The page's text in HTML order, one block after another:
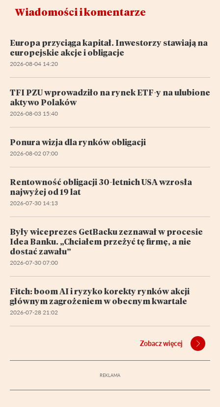
Wiadomości i komentarze
Europa przyciąga kapitał. Inwestorzy stawiają na
europejskie akcje i obligacje
2026-08-04 14:20
TFI PZU wprowadziło na rynek ETF-y na ulubione
aktywo Polaków
2026-08-03 15:40
Ponura wizja dla rynków obligacji
2026-08-02 07:00
Rentowność obligacji 30-letnich USA wzrosła
najwyżej od 19 lat
2026-07-30 14:13
Były wiceprezes GetBacku zeznawał w procesie
Idea Banku. „Chciałem przeżyć tę firmę, a nie
dostać zawału”
2026-07-30 07:00
Fitch: boom AI i ryzyko korekty rynków akcji
głównym zagrożeniem w obecnym kwartale
2026-07-28 21:02
Zobacz więcej